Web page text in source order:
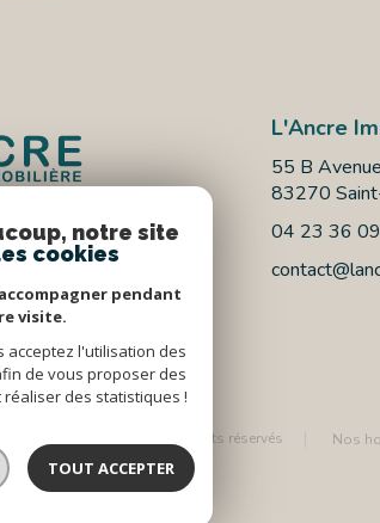
L'Ancre
55 B
83270
04 23 36
© 2026 | Tous droits réservés Nos
notre site
cookies
pendant
visite.
acceptez l'utilisation des
de vous proposer des
des statistiques !
TOUT ACCEPTER